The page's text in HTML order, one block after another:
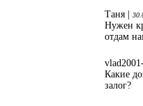
Таня |
Нужен
отдам
Какие
залог?